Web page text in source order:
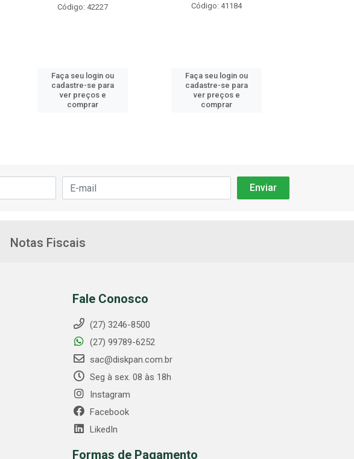
Código: 42227
Faça seu login ou
cadastre-se para
ver preços e
comprar
Código: 41184
Faça seu login ou
cadastre-se para
ver preços e
comprar
Notas Fiscais
Fale Conosco
(27) 3246-8500
(27) 99789-6252
sac@diskpan.com.br
Seg à sex. 08 às 18h
Instagram
Facebook
LikedIn
Formas de Pagamento